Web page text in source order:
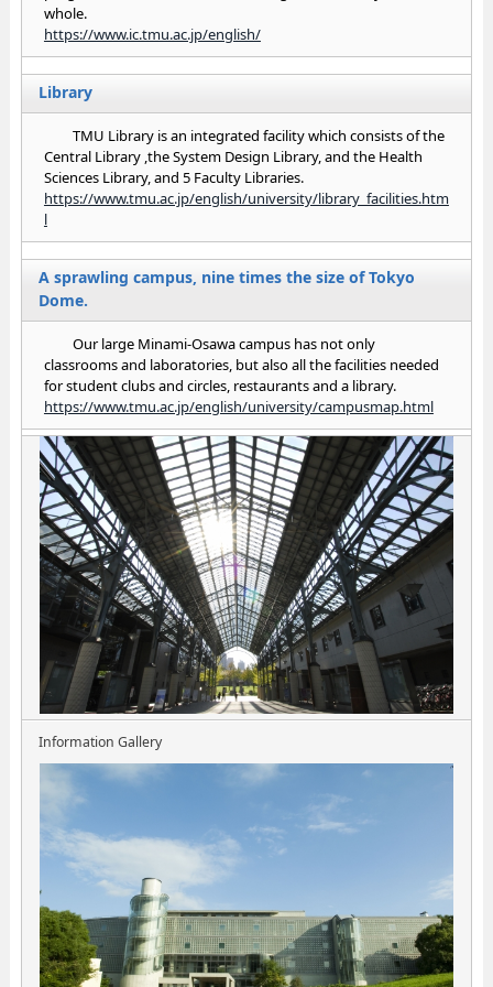
whole.
https://www.ic.tmu.ac.jp/english/
Library
TMU Library is an integrated facility which consists of the
Central Library ,the System Design Library, and the Health
Sciences Library, and 5 Faculty Libraries.
https://www.tmu.ac.jp/english/university/library_facilities.htm
l
A sprawling campus, nine times the size of Tokyo
Dome.
Our large Minami-Osawa campus has not only
classrooms and laboratories, but also all the facilities needed
for student clubs and circles, restaurants and a library.
https://www.tmu.ac.jp/english/university/campusmap.html
Information Gallery